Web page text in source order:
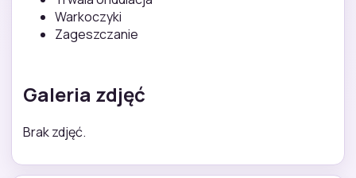
Warkoczyki
Zageszczanie
Galeria zdjęć
Brak zdjęć.